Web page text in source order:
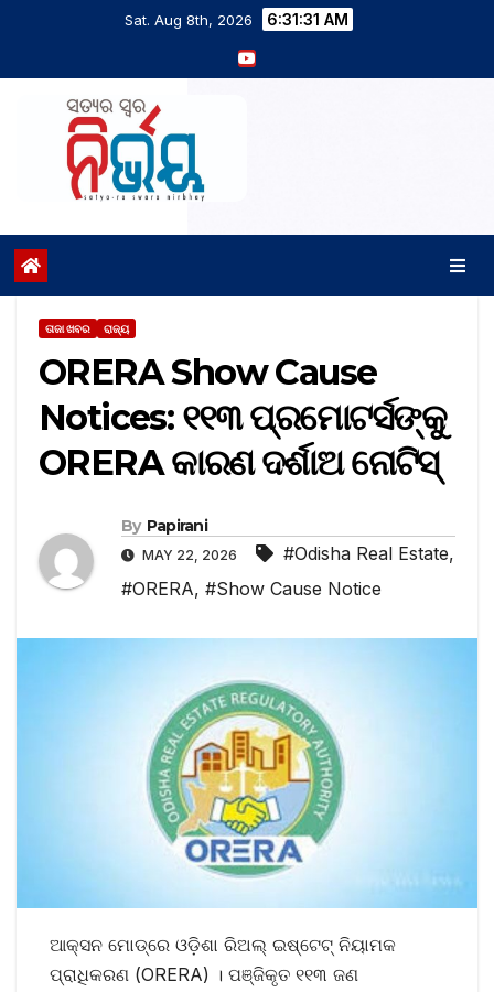
Sat. Aug 8th, 2026 6:31:31 AM
ତାଜା ଖବର ରାଜ୍ୟ
ORERA Show Cause
Notices: ୧୧୩ ପ୍ରମୋଟର୍ସଙ୍କୁ
ORERA କାରଣ ଦର୍ଶାଅ ନୋଟିସ୍
By Papirani
MAY 22, 2026 #Odisha Real Estate,
#ORERA, #Show Cause Notice
ଆକ୍ସନ ମୋଡ୍‌ରେ ଓଡ଼ିଶା ରିଅଲ୍ ଇଷ୍ଟେଟ୍ ନିୟାମକ
ପ୍ରାଧିକରଣ (ORERA) । ପଞ୍ଜିକୃତ ୧୧୩ ଜଣ